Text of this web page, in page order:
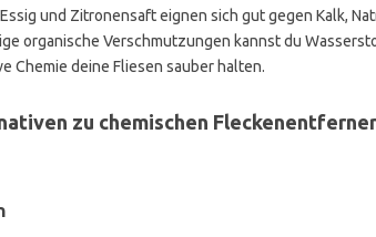
und Zitronensaft eignen sich gut gegen Kalk,
organische Verschmutzungen kannst du
Chemie deine Fliesen sauber halten.
zu chemischen